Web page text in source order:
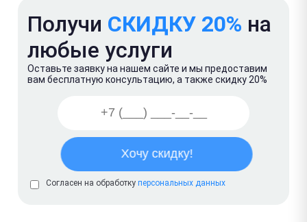
Получи СКИДКУ 20% на
любые услуги
Оставьте заявку на нашем сайте и мы предоставим
вам бесплатную консультацию, а также скидку 20%
Согласен на обработку персональных данных